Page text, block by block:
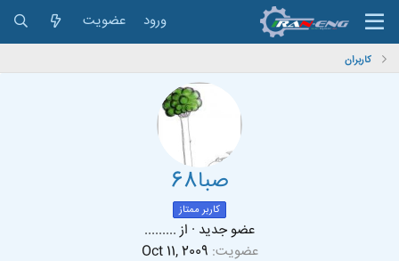
ورود عضویت
کاربران
صبا68
کاربر ممتاز
عضو جدید · از .........
عضویت Oct 11, 2009